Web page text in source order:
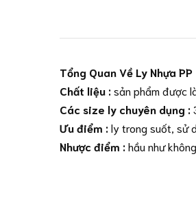
Tổng Quan Về Ly Nhựa PP
Chất liệu :sản phẩm được
Các size ly chuyên dụng :
Ưu điểm :ly trong suốt, sử
Nhược điểm :hầu như